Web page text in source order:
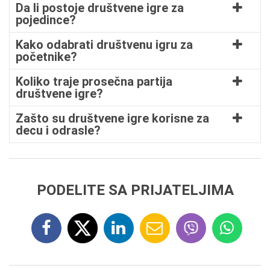
Da li postoje društvene igre za
pojedince?
Kako odabrati društvenu igru za
početnike?
Koliko traje prosečna partija
društvene igre?
Zašto su društvene igre korisne za
decu i odrasle?
PODELITE SA PRIJATELJIMA